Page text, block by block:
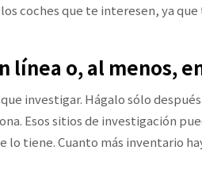
coches que te interesen, ya que
línea o, al menos,
investigar. Hágalo sólo
Esos sitios de investigación
lo tiene. Cuanto más inventario